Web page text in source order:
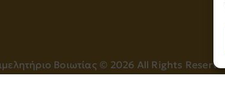
Βοιωτίας © 2026 All Rights Reserved